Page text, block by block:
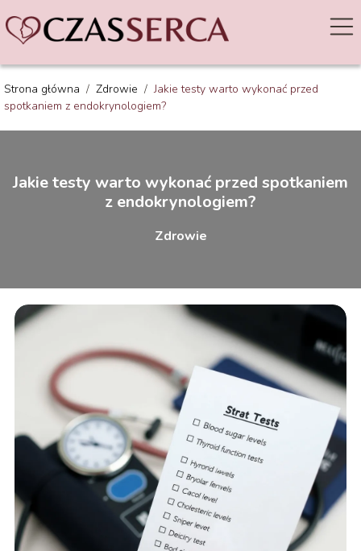
Strona główna / Zdrowie /Jakie testy warto wykonać przed
spotkaniem z endokrynologiem?
Jakie testy warto wykonać przed spotkaniem
z endokrynologiem?
Zdrowie